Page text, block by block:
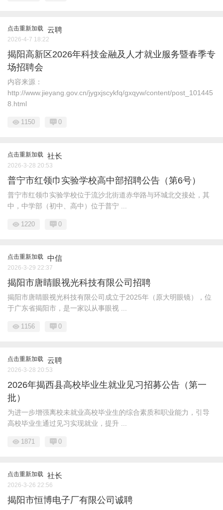
点击重新加载 云聘
2026-4-7 18:22
揭阳高新区2026年科技金融及人才就业服务暨春季专
场招聘会
内容来源：
http://www.jieyang.gov.cn/jygxjscykfq/gxqyw/content/post_101445
8.html
1150 0
点击重新加载 社长
2026-3-28 20:53
普宁市红领巾实验学校高中部招聘公告（第6号）
普宁市红领巾实验学校位于流沙北街道赤华路与环城北交接处，其
中，中学部（初中、高中）位于普宁 ...
1220 0
点击重新加载 中信
2026-3-29 22:37
揭阳市唐睛眼视光科技有限公司招聘
揭阳市唐睛眼视光科技有限公司成立于2025年（原大明眼镜），位
于广东省揭阳市，是一家以从事眼视 ...
1156 0
点击重新加载 云聘
2026-3-28 20:53
2026年揭西县高校毕业生就业见习招募公告（第一
批）
为进一步增强离校未就业高校毕业生的综合素质和职业能力，引导
高校毕业生通过见习实现就业，提升 ...
1871 0
点击重新加载 社长
2026-3-26 22:56
揭阳市恒博电子厂有限公司诚聘